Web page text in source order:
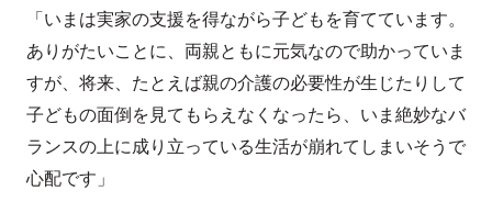
「いまは実家の支援を得ながら子どもを育てています。
ありがたいことに、両親ともに元気なので助かっていま
すが、将来、たとえば親の介護の必要性が生じたりして
子どもの面倒を見てもらえなくなったら、いま絶妙なバ
ランスの上に成り立っている生活が崩れてしまいそうで
心配です」